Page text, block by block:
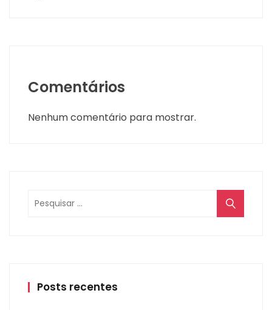
Comentários
Nenhum comentário para mostrar.
Posts recentes